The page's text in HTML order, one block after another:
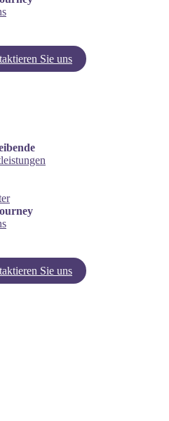
Sie uns
unseren Schwangerschaftsrechner!
Sie uns
von Baby Journey